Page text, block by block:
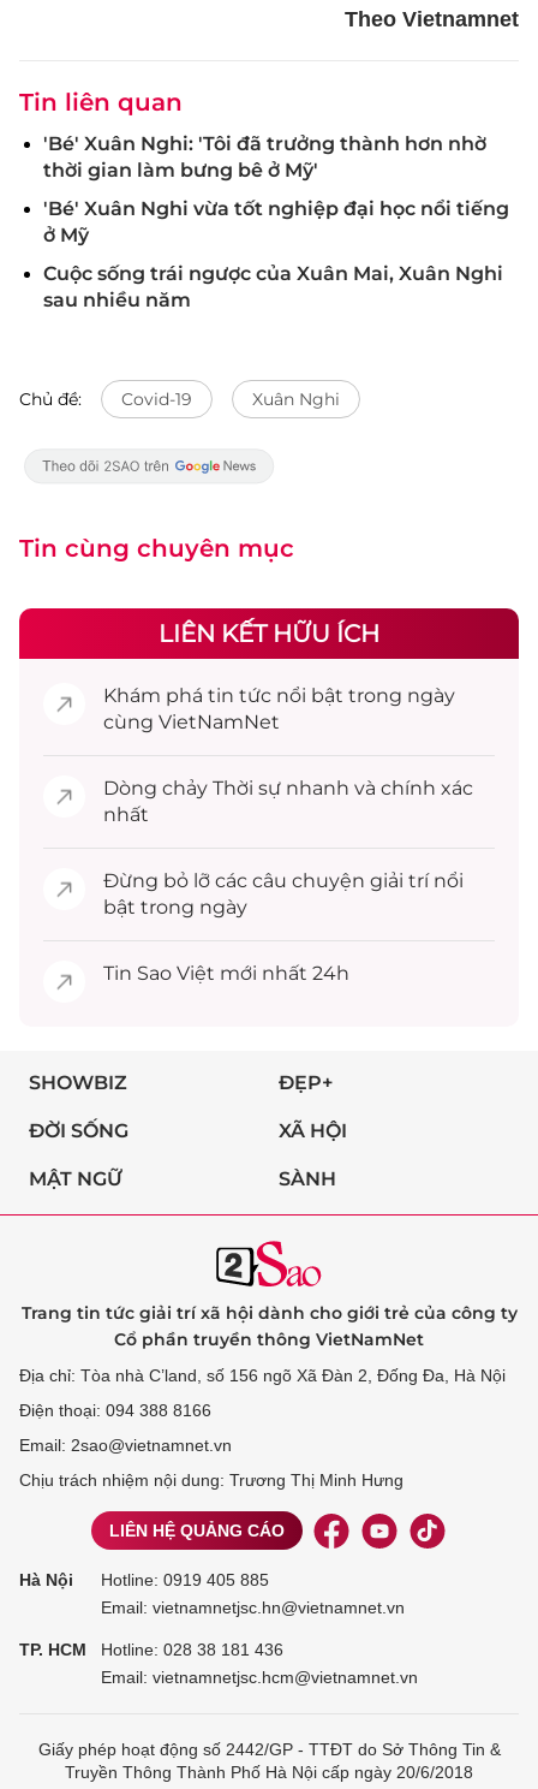
Theo Vietnamnet
Tin liên quan
'Bé' Xuân Nghi: 'Tôi đã trưởng thành hơn nhờ
thời gian làm bưng bê ở Mỹ'
'Bé' Xuân Nghi vừa tốt nghiệp đại học nổi tiếng
ở Mỹ
Cuộc sống trái ngược của Xuân Mai, Xuân Nghi
sau nhiều năm
Chủ đề: Covid-19 Xuân Nghi
Tin cùng chuyên mục
LIÊN KẾT HỮU ÍCH
Khám phá tin tức nổi bật trong ngày
cùng VietNamNet
Dòng chảy Thời sự nhanh và chính xác
nhất
Đừng bỏ lỡ các câu chuyện giải trínổi
bật trong ngày
Tin Sao Việt mới nhất 24h
SHOWBIZ ĐẸP+
ĐỜI SỐNG XÃ HỘI
MẬT NGỮ SÀNH
Trang tin tức giải trí xã hội dành cho giới trẻ của công ty
Cổ phần truyền thông VietNamNet
Địa chỉ: Tòa nhà C’land, số 156 ngõ Xã Đàn 2, Đống Đa, Hà Nội
Điện thoại: 094 388 8166
Email: 2sao@vietnamnet.vn
Chịu trách nhiệm nội dung: Trương Thị Minh Hưng
LIÊN HỆ QUẢNG CÁO
Hà Nội Hotline: 0919 405 885
Email: vietnamnetjsc.hn@vietnamnet.vn
TP. HCM Hotline: 028 38 181 436
Email: vietnamnetjsc.hcm@vietnamnet.vn
Giấy phép hoạt động số 2442/GP - TTĐT do Sở Thông Tin &
Truyền Thông Thành Phố Hà Nội cấp ngày 20/6/2018